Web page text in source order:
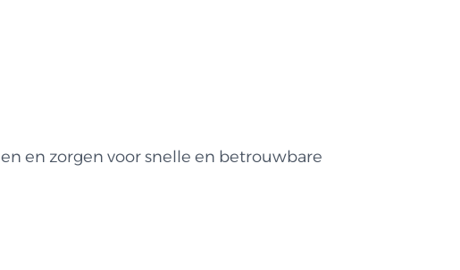
en zorgen voor snelle en betrouwbare